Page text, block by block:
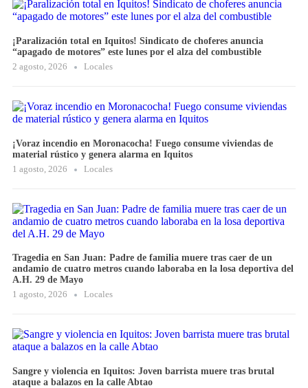
¡Paralización total en Iquitos! Sindicato de choferes anuncia
“apagado de motores” este lunes por el alza del combustible
2 agosto, 2026
Locales
¡Voraz incendio en Moronacocha! Fuego consume viviendas de
material rústico y genera alarma en Iquitos
1 agosto, 2026
Locales
Tragedia en San Juan: Padre de familia muere tras caer de un
andamio de cuatro metros cuando laboraba en la losa deportiva del
A.H. 29 de Mayo
1 agosto, 2026
Locales
Sangre y violencia en Iquitos: Joven barrista muere tras brutal
ataque a balazos en la calle Abtao